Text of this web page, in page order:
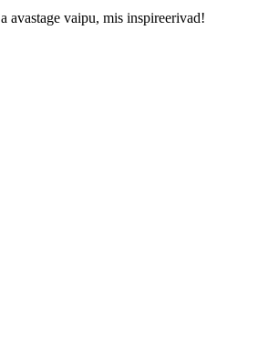
avastage vaipu, mis inspireerivad!